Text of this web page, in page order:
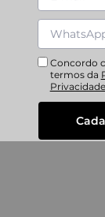
Concordo
termos da
Privacidade